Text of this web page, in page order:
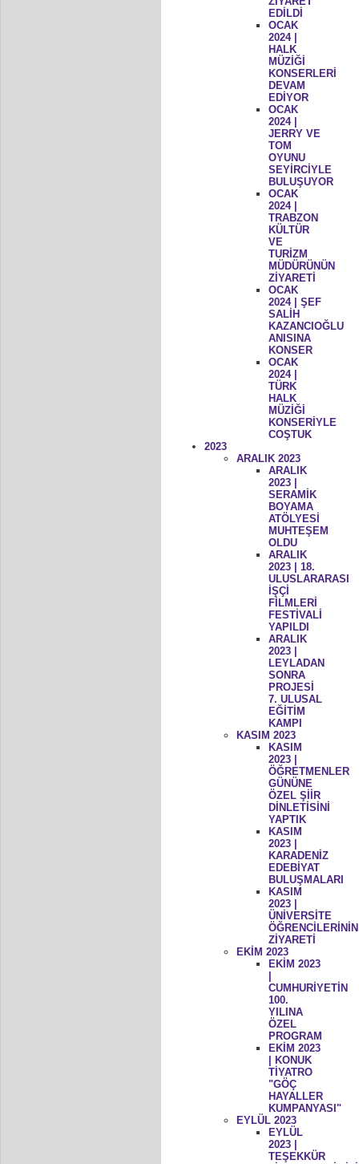
EDİLDİ
OCAK
2024 |
HALK
MÜZİĞİ
KONSERLERİ
DEVAM
EDİYOR
OCAK
2024 |
JERRY VE
TOM
OYUNU
SEYİRCİYLE
BULUŞUYOR
OCAK
2024 |
TRABZON
KÜLTÜR
VE
TURİZM
MÜDÜRÜNÜN
ZİYARETİ
OCAK
2024 | ŞEF
SALİH
KAZANCIOĞLU
ANISINA
KONSER
OCAK
2024 |
TÜRK
HALK
MÜZİĞİ
KONSERİYLE
COŞTUK
2023
ARALIK 2023
ARALIK
2023 |
SERAMİK
BOYAMA
ATÖLYESİ
MUHTEŞEM
OLDU
ARALIK
2023 | 18.
ULUSLARARASI
İŞÇİ
FİLMLERİ
FESTİVALİ
YAPILDI
ARALIK
2023 |
LEYLADAN
SONRA
PROJESİ
7. ULUSAL
EĞİTİM
KAMPI
KASIM 2023
KASIM
2023 |
ÖĞRETMENLER
GÜNÜNE
ÖZEL ŞİİR
DİNLETİSİNİ
YAPTIK
KASIM
2023 |
KARADENİZ
EDEBİYAT
BULUŞMALARI
KASIM
2023 |
ÜNİVERSİTE
ÖĞRENCİLERİNİN
ZİYARETİ
EKİM 2023
EKİM 2023
CUMHURİYETİN
100.
YILINA
ÖZEL
PROGRAM
EKİM 2023
| KONUK
TİYATRO
"GÖÇ
HAYALLER
KUMPANYASI"
EYLÜL 2023
EYLÜL
2023 |
TEŞEKKÜR